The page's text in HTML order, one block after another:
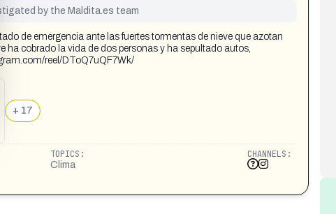
by the Maldita.es team
de emergencia ante las fuertes tormentas de nieve que azotan
ha cobrado la vida de dos personas y ha sepultado autos,
reel/DToQ7uQF7Wk/
+ 17
TOPICS:
Clima
CHANNELS: